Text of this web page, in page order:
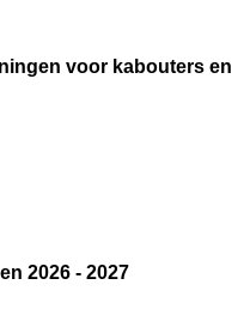
voor kabouters en
2026 - 2027